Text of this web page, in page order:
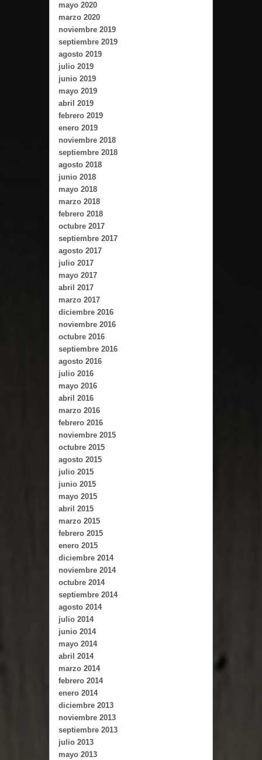
mayo 2020
marzo 2020
noviembre 2019
septiembre 2019
agosto 2019
julio 2019
junio 2019
mayo 2019
abril 2019
febrero 2019
enero 2019
noviembre 2018
septiembre 2018
agosto 2018
junio 2018
mayo 2018
marzo 2018
febrero 2018
octubre 2017
septiembre 2017
agosto 2017
julio 2017
mayo 2017
abril 2017
marzo 2017
diciembre 2016
noviembre 2016
octubre 2016
septiembre 2016
agosto 2016
julio 2016
mayo 2016
abril 2016
marzo 2016
febrero 2016
noviembre 2015
octubre 2015
agosto 2015
julio 2015
junio 2015
mayo 2015
abril 2015
marzo 2015
febrero 2015
enero 2015
diciembre 2014
noviembre 2014
octubre 2014
septiembre 2014
agosto 2014
julio 2014
junio 2014
mayo 2014
abril 2014
marzo 2014
febrero 2014
enero 2014
diciembre 2013
noviembre 2013
septiembre 2013
julio 2013
mayo 2013